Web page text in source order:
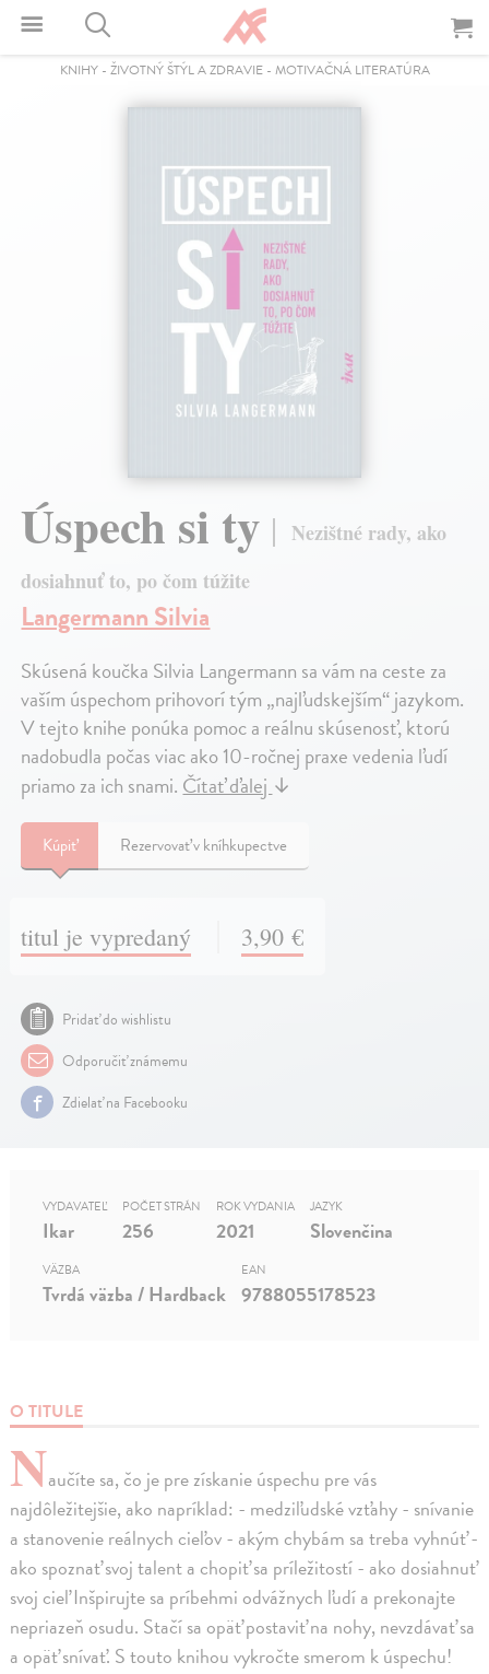
KNIHY- ŽIVOTNÝ ŠTÝL A ZDRAVIE- MOTIVAČNÁ LITERATÚRA
Úspech si ty
Nezištné rady, ako
dosiahnuť to, po čom túžite
Langermann Silvia
Skúsená koučka Silvia Langermann sa vám na ceste za
vaším úspechom prihovorí tým „najľudskejším“ jazykom.
V tejto knihe ponúka pomoc a reálnu skúsenosť, ktorú
nadobudla počas viac ako 10-ročnej praxe vedenia ľudí
priamo za ich snami. Čítať ďalej ↓
Kúpiť Rezervovať v kníhkupectve
titul je vypredaný 3,90 €
Pridať do wishlistu
Odporučiť známemu
Zdielať na Facebooku
O TITULE
Naučíte sa, čo je pre získanie úspechu pre vás
najdôležitejšie, ako napríklad: - medziľudské vzťahy - snívanie
a stanovenie reálnych cieľov - akým chybám sa treba vyhnúť -
ako spoznať svoj talent a chopiť sa príležitostí - ako dosiahnuť
svoj cieľ Inšpirujte sa príbehmi odvážnych ľudí a prekonajte
nepriazeň osudu. Stačí sa opäť postaviť na nohy, nevzdávať sa
a opäť snívať. S touto knihou vykročte smerom k úspechu!
VYDAVATEĽ
Ikar
POČET STRÁN
256
ROK VYDANIA
2021
JAZYK
Slovenčina
VÄZBA
Tvrdá väzba / Hardback
EAN
9788055178523